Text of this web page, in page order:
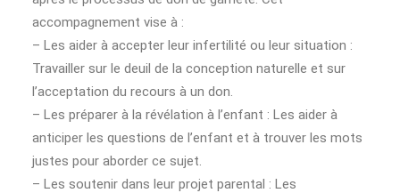
accompagnement vise à :
– Les aider à accepter leur infertilité ou leur situation :
Travailler sur le deuil de la conception naturelle et sur
l’acceptation du recours à un don.
– Les préparer à la révélation à l’enfant : Les aider à
anticiper les questions de l’enfant et à trouver les mots
justes pour aborder ce sujet.
– Les soutenir dans leur projet parental : Les